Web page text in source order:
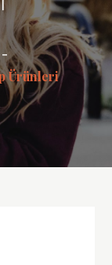
Ürünleri